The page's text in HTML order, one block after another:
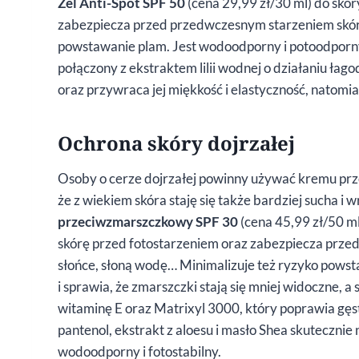
zabezpiecza przed przedwczesnym starzeniem
powstawanie plam. Jest wodoodporny i
połączony z ekstraktem lilii wodnej o działaniu
oraz przywraca jej miękkość i elastyczność,
Ochrona skóry dojrzałej
Osoby o cerze dojrzałej powinny używać kremu
że z wiekiem skóra staję się także bardziej sucha i
przeciwzmarszczkowy SPF 30(cena 45,99 zł/50
skórę przed fotostarzeniem oraz zabezpiecza
słońce, słoną wodę… Minimalizuje też ryzyko
i sprawia, że zmarszczki stają się mniej widoczne,
witaminę E oraz Matrixyl 3000, który poprawia
pantenol, ekstrakt z aloesu i masło Shea
wodoodporny i fotostabilny.